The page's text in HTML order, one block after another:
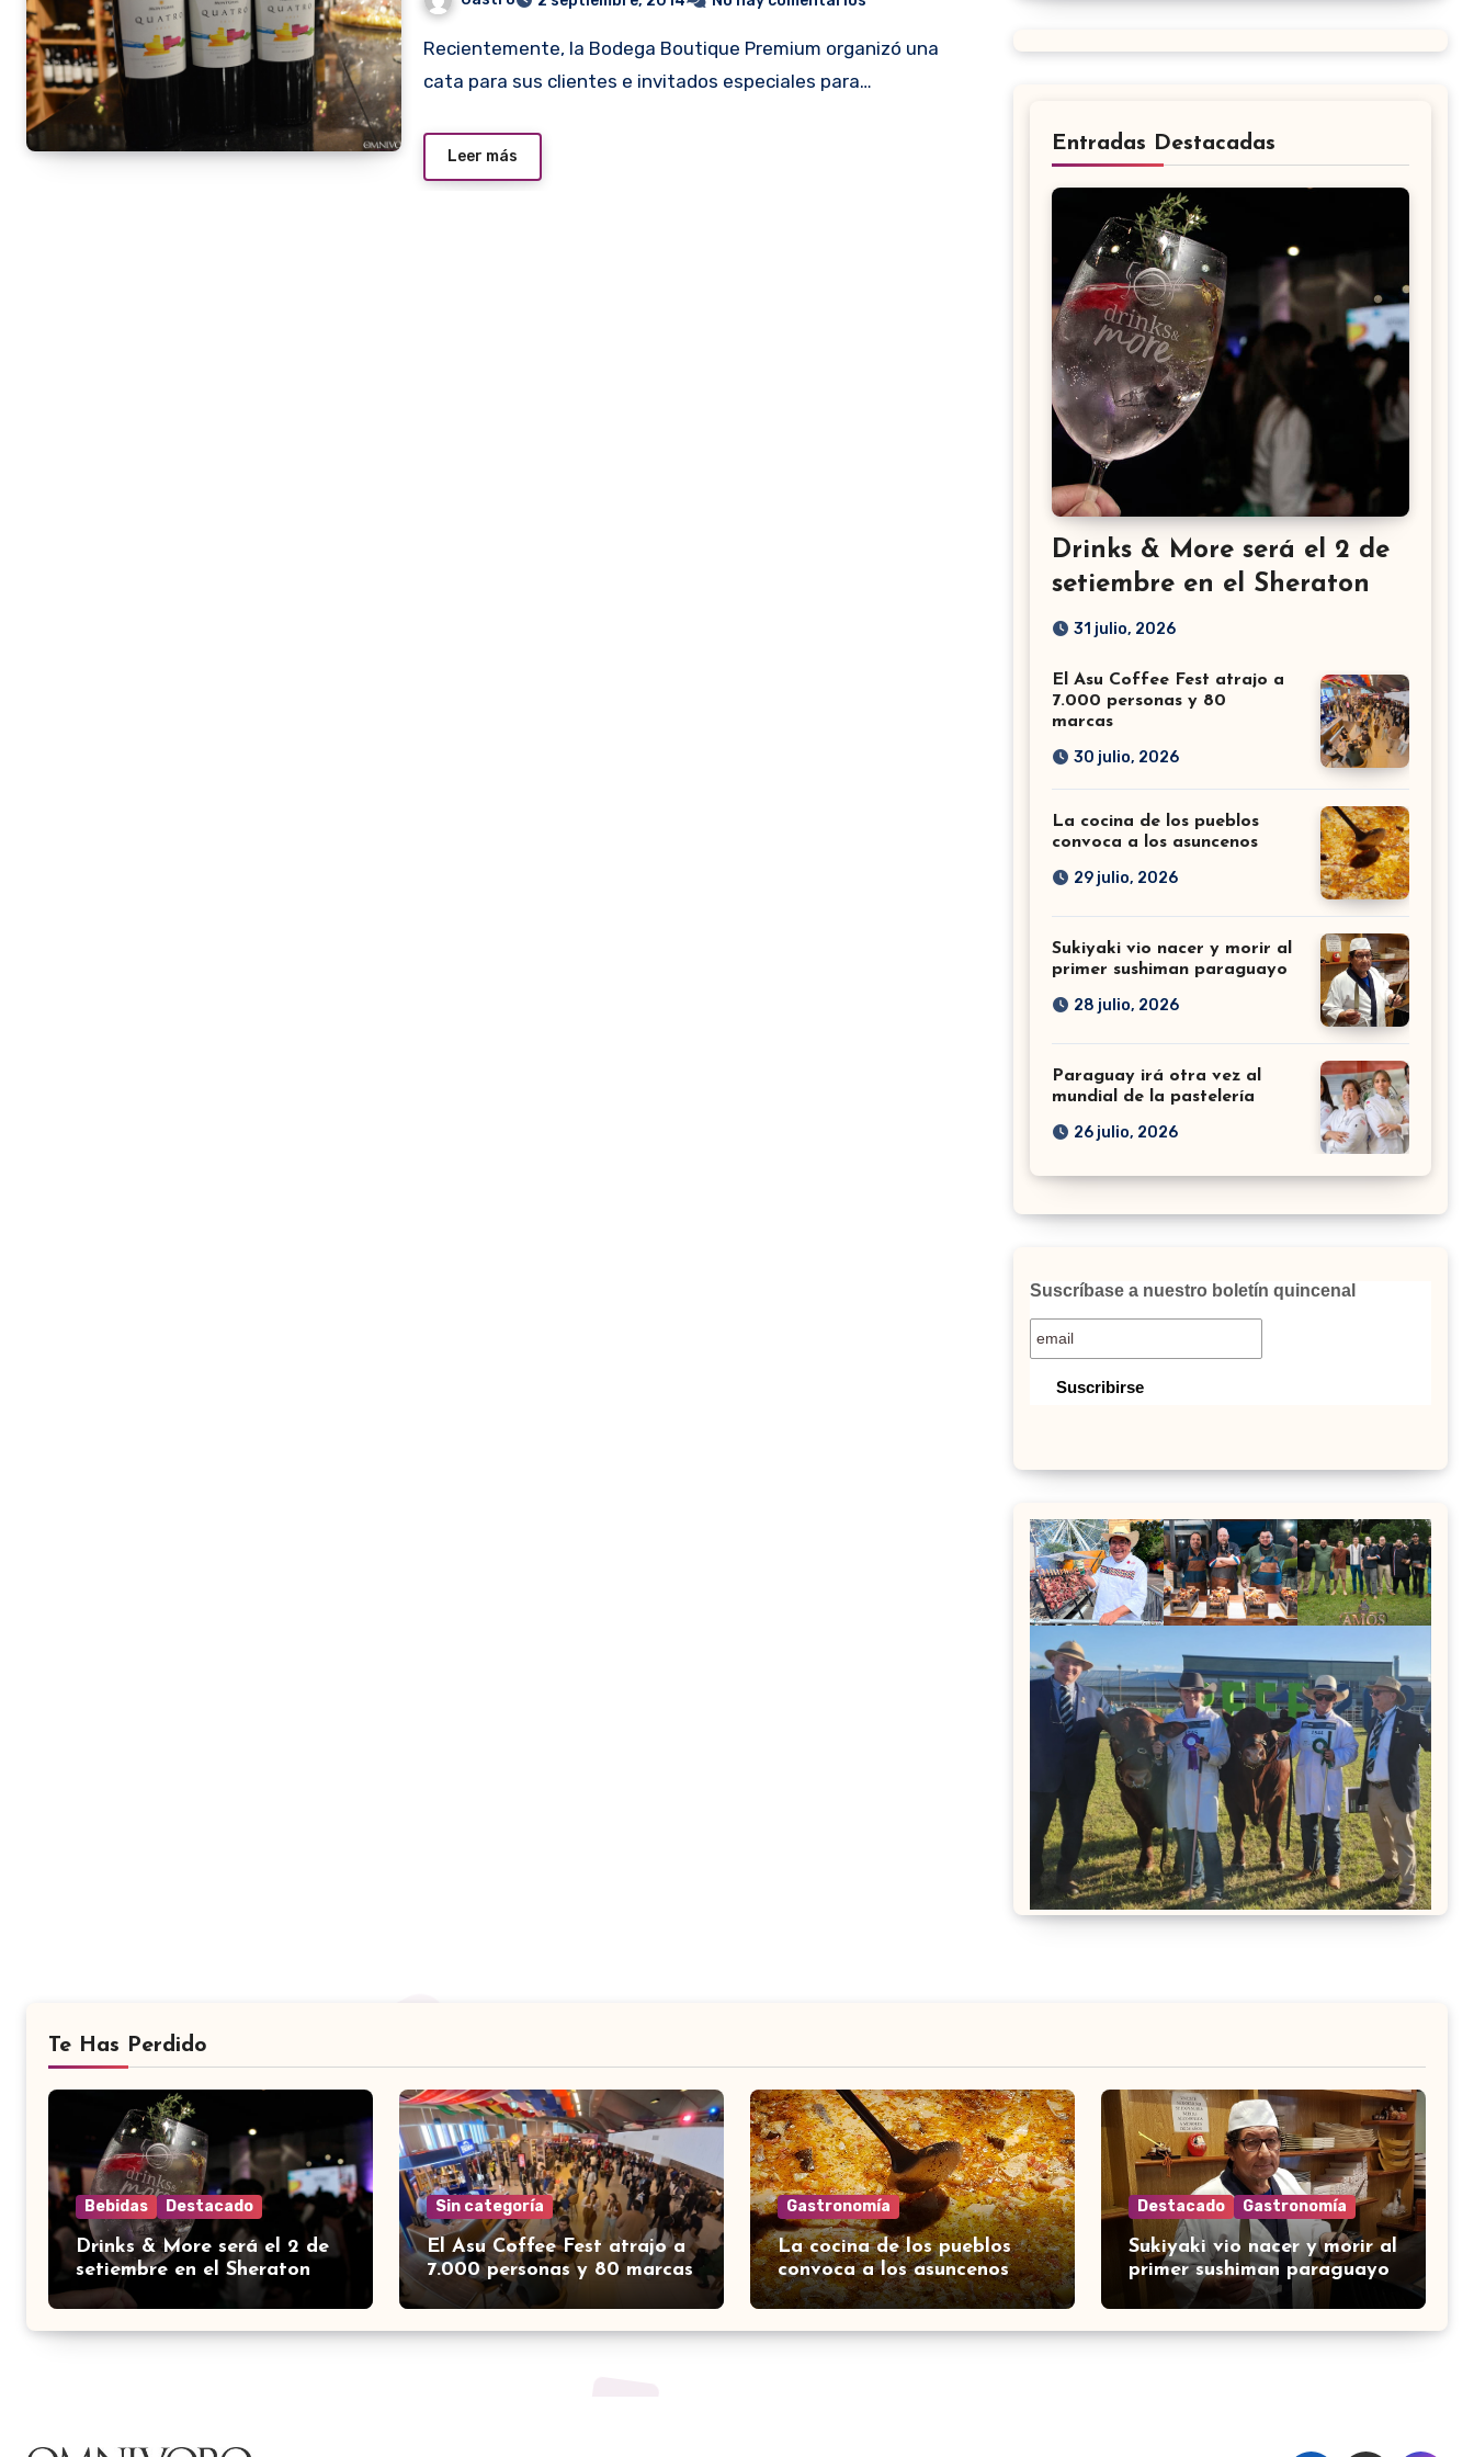
Recientemente, la Bodega Boutique Premium organizó una
cata para sus clientes e invitados especiales para…
Leer más
Entradas Destacadas
Drinks & More será el 2 de
setiembre en el Sheraton
31 julio, 2026
El Asu Coffee Fest atrajo a
7.000 personas y 80
marcas
30 julio, 2026
La cocina de los pueblos
convoca a los asuncenos
29 julio, 2026
Sukiyaki vio nacer y morir al
primer sushiman paraguayo
28 julio, 2026
Paraguay irá otra vez al
mundial de la pastelería
26 julio, 2026
Suscríbase a nuestro boletín quincenal
Te Has Perdido
Bebidas Destacado
Drinks & More será el 2 de
setiembre en el Sheraton
Sin categoría
El Asu Coffee Fest atrajo a
7.000 personas y 80 marcas
Gastronomía
La cocina de los pueblos
convoca a los asuncenos
Destacado Gastronomía
Sukiyaki vio nacer y morir al
primer sushiman paraguayo